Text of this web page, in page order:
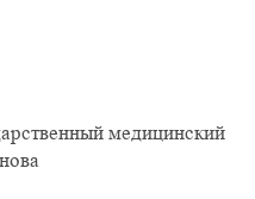
медицинский